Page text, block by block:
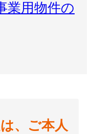
業用物件の
、ご本人